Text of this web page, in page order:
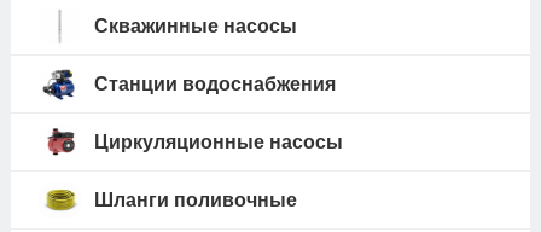
Скважинные насосы
Станции водоснабжения
Циркуляционные насосы
Шланги поливочные